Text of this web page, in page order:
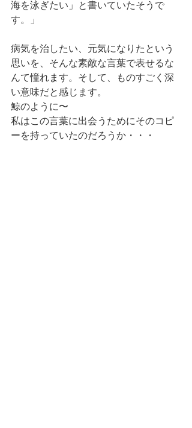
海を泳ぎたい」と書いていたそうで
す。」
病気を治したい、元気になりたという
思いを、そんな素敵な言葉で表せるな
んて憧れます。そして、ものすごく深
い意味だと感じます。
鯨のように〜
私はこの言葉に出会うためにそのコピ
ーを持っていたのだろうか・・・